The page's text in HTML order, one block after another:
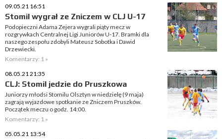
09.05.21 16:51
Stomil wygrał ze Zniczem w CLJ U-17
Podopieczni Adama Zejera wygrali piąty mecz w
rozgrywkach Centralnej Ligi Juniorów U-17. Bramki dla
naszego zespołu zdobyli Mateusz Sobotka i Dawid
Drzewiecki.
Komentarzy: 1 »
08.05.21 21:35
CLJ: Stomil jedzie do Pruszkowa
Juniorzy młodsi Stomilu Olsztyn w niedzielę (9 maja)
zagrają wyjazdowe spotkanie ze Zniczem Pruszków.
Początek meczu o godz. 14:00.
Komentarzy: 1 »
05.05.21 13:54